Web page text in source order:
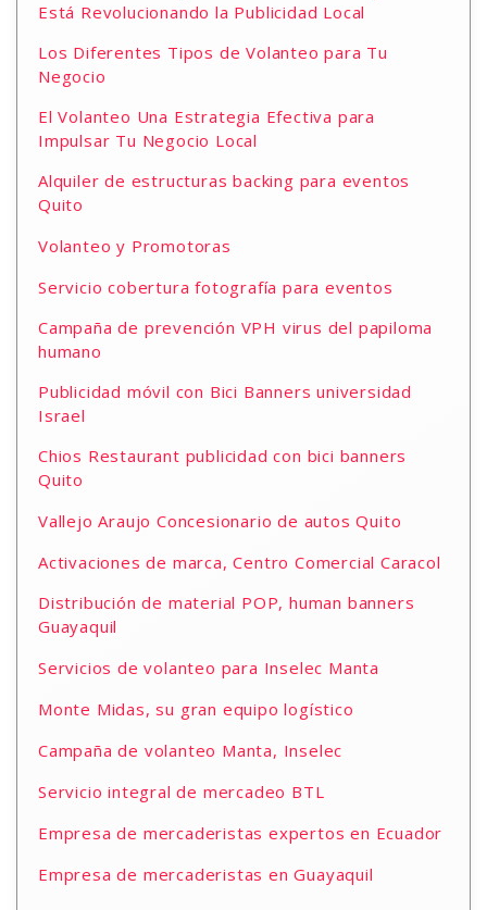
Está Revolucionando la Publicidad Local
Los Diferentes Tipos de Volanteo para Tu
Negocio
El Volanteo Una Estrategia Efectiva para
Impulsar Tu Negocio Local
Alquiler de estructuras backing para eventos
Quito
Volanteo y Promotoras
Servicio cobertura fotografía para eventos
Campaña de prevención VPH virus del papiloma
humano
Publicidad móvil con Bici Banners universidad
Israel
Chios Restaurant publicidad con bici banners
Quito
Vallejo Araujo Concesionario de autos Quito
Activaciones de marca, Centro Comercial Caracol
Distribución de material POP, human banners
Guayaquil
Servicios de volanteo para Inselec Manta
Monte Midas, su gran equipo logístico
Campaña de volanteo Manta, Inselec
Servicio integral de mercadeo BTL
Empresa de mercaderistas expertos en Ecuador
Empresa de mercaderistas en Guayaquil